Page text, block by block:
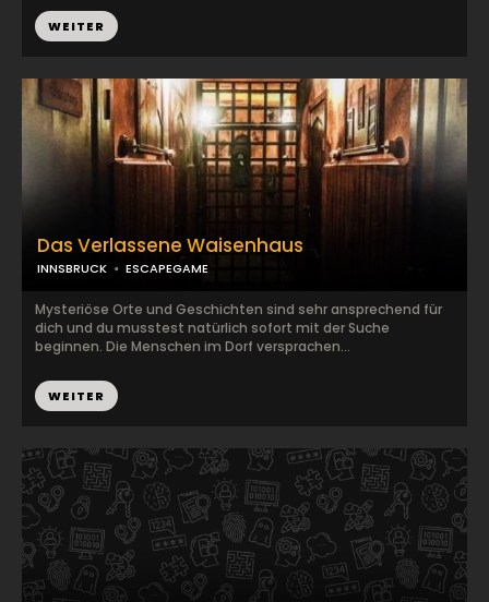
WEITER
Das Verlassene Waisenhaus
INNSBRUCK ESCAPEGAME
Mysteriöse Orte und Geschichten sind sehr ansprechend für
dich und du musstest natürlich sofort mit der Suche
beginnen. Die Menschen im Dorf versprachen...
WEITER